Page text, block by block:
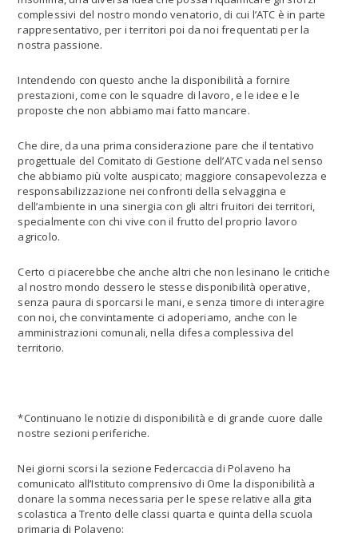
complessivi del nostro mondo venatorio, di cui l’ATC è in parte
rappresentativo, per i territori poi da noi frequentati per la
nostra passione.
Intendendo con questo anche la disponibilità a fornire
prestazioni, come con le squadre di lavoro, e le idee e le
proposte che non abbiamo mai fatto mancare.
Che dire, da una prima considerazione pare che il tentativo
progettuale del Comitato di Gestione dell’ATC vada nel senso
che abbiamo più volte auspicato; maggiore consapevolezza e
responsabilizzazione nei confronti della selvaggina e
dell’ambiente in una sinergia con gli altri fruitori dei territori,
specialmente con chi vive con il frutto del proprio lavoro
agricolo.
Certo ci piacerebbe che anche altri che non lesinano le critiche
al nostro mondo dessero le stesse disponibilità operative,
senza paura di sporcarsi le mani, e senza timore di interagire
con noi, che convintamente ci adoperiamo, anche con le
amministrazioni comunali, nella difesa complessiva del
territorio.
*Continuano le notizie di disponibilità e di grande cuore dalle
nostre sezioni periferiche.
Nei giorni scorsi la sezione Federcaccia di Polaveno ha
comunicato all’Istituto comprensivo di Ome la disponibilità a
donare la somma necessaria per le spese relative alla gita
scolastica a Trento delle classi quarta e quinta della scuola
primaria di Polaveno: